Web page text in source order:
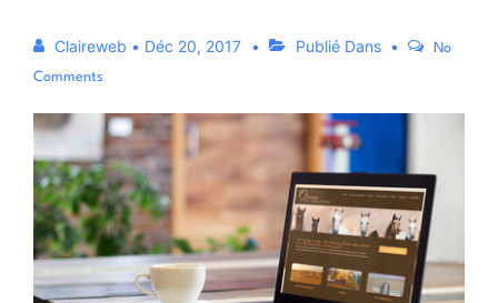
Claireweb • Déc 20, 2017 Publié Dans
No
Comments